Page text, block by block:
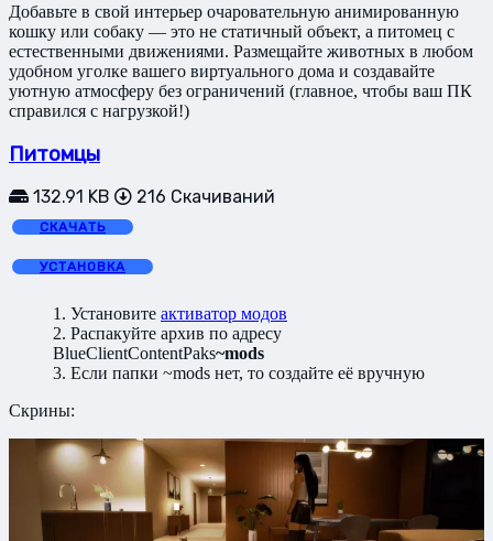
Добавьте в свой интерьер очаровательную анимированную
кошку или собаку — это не статичный объект, а питомец с
естественными движениями. Размещайте животных в любом
удобном уголке вашего виртуального дома и создавайте
уютную атмосферу без ограничений (главное, чтобы ваш ПК
справился с нагрузкой!)
Питомцы
132.91 KB 216 Скачиваний
СКАЧАТЬ
УСТАНОВКА
1. Установите активатор модов
2. Распакуйте архив по адресу
BlueClientContentPaks~mods
3. Если папки ~mods нет, то создайте её вручную
Скрины: